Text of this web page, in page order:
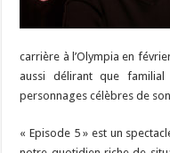
carrière à l’Olympia en
aussi délirant que
personnages célèbres de
« Episode 5 » est un